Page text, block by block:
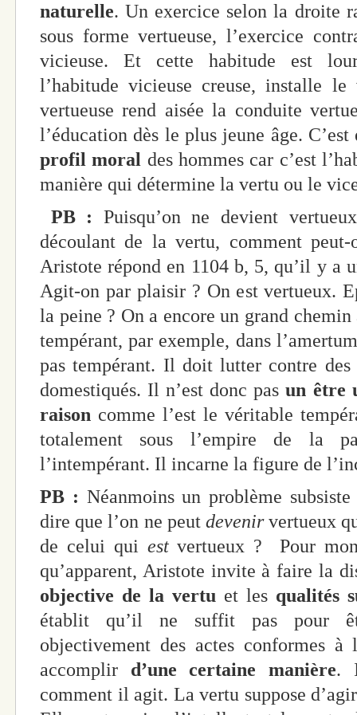
naturelle. Un exercice selon la droite
sous forme vertueuse, l’exercice
vicieuse. Et cette habitude est
l’habitude vicieuse creuse, installe
vertueuse rend aisée la conduite
l’éducation dès le plus jeune âge.
profil moral des hommes car c’est
manière qui détermine la vertu ou le
PB : Puisqu’on ne devient
découlant de la vertu, comment
Aristote répond en 1104 b, 5, qu’il y a
Agit-on par plaisir ? On est vertueux.
la peine ? On a encore un grand
tempérant, par exemple, dans
pas tempérant. Il doit lutter contre des
domestiqués. Il n’est donc pasun être
raison comme l’est le véritable
totalement sous l’empire de la
l’intempérant. Il incarne la figure de
PB : Néanmoins un problème
dire que l’on ne peut devenirvertueux
de celui qui estvertueux ? Pour
qu’apparent, Aristote invite à faire la
objective de la vertu et les qualités
établit qu’il ne suffit pas pour
objectivement des actes conformes
accomplir d’une certaine manière.
comment il agit. La vertu suppose